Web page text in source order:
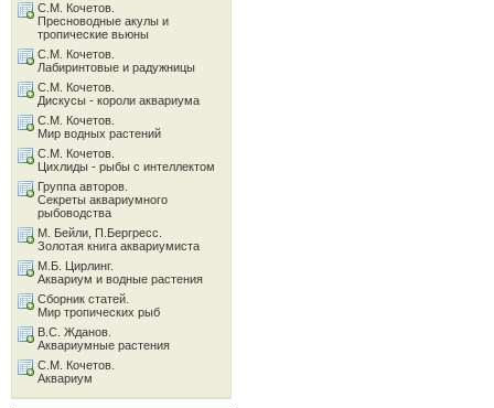
С.М. Кочетов.
Пресноводные акулы и
тропические вьюны
С.М. Кочетов.
Лабиринтовые и радужницы
С.М. Кочетов.
Дискусы - короли аквариума
С.М. Кочетов.
Мир водных растений
С.М. Кочетов.
Цихлиды - рыбы с интеллектом
Группа авторов.
Секреты аквариумного
рыбоводства
М. Бейли, П.Бергресс.
Золотая книга аквариумиста
М.Б. Цирлинг.
Аквариум и водные растения
Сборник статей.
Мир тропических рыб
В.С. Жданов.
Аквариумные растения
С.М. Кочетов.
Аквариум